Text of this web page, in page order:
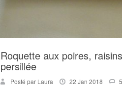
Roquette aux poires,
persillée
Posté par Laura 22 Jan 2018